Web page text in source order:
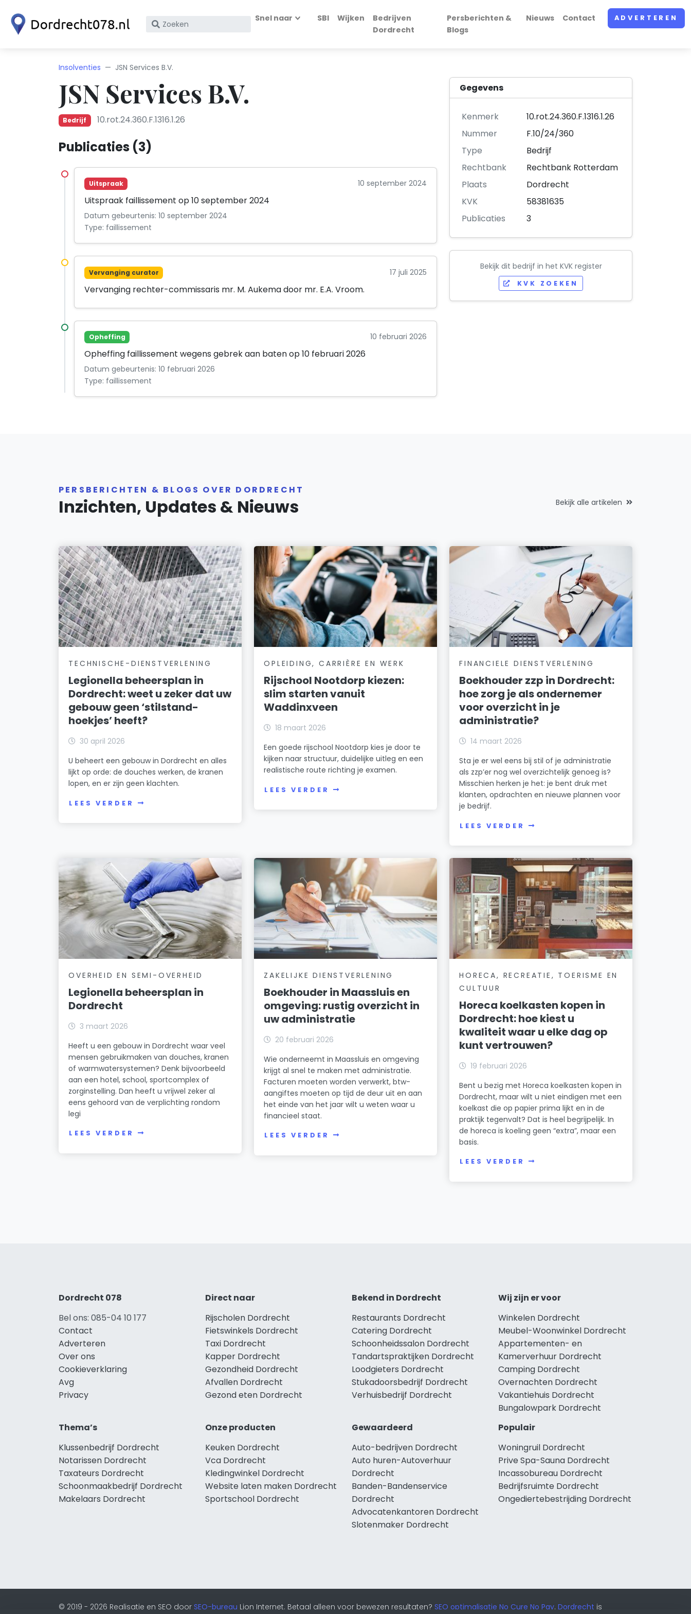
Zoek
of
nummer
Snel naar SBI Wijken
Bedrijven
Dordrecht
Persberichten &
Blogs
Nieuws Contact ADVERTEREN
Insolventies JSN Services B.V.
JSN Services B.V.
Bedrijf 10.rot.24.360.F.1316.1.26
Publicaties (3)
Uitspraak 10 september 2024
Uitspraak faillissement op 10 september 2024
Datum gebeurtenis: 10 september 2024
Type: faillissement
Vervanging curator 17 juli 2025
Vervanging rechter-commissaris mr. M. Aukema door mr. E.A. Vroom.
Opheffing 10 februari 2026
Opheffing faillissement wegens gebrek aan baten op 10 februari 2026
Datum gebeurtenis: 10 februari 2026
Type: faillissement
Gegevens
Kenmerk
10.rot.24.360.F.1316.1.26
Nummer
F.10/24/360
Type
Bedrijf
Rechtbank
Rechtbank Rotterdam
Plaats
Dordrecht
KVK
58381635
Publicaties
3
Bekijk dit bedrijf in het KVK register
KVK ZOEKEN
PERSBERICHTEN & BLOGS OVER DORDRECHT
Inzichten, Updates & Nieuws Bekijk alle artikelen
TECHNISCHE-DIENSTVERLENING
Legionella beheersplan in
Dordrecht: weet u zeker dat uw
gebouw geen ‘stilstand-
hoekjes’ heeft?
30 april 2026
U beheert een gebouw in Dordrecht en alles
lijkt op orde: de douches werken, de kranen
lopen, en er zijn geen klachten.
LEES VERDER
OPLEIDING, CARRIÈRE EN WERK
Rijschool Nootdorp kiezen:
slim starten vanuit
Waddinxveen
18 maart 2026
Een goede rijschool Nootdorp kies je door te
kijken naar structuur, duidelijke uitleg en een
realistische route richting je examen.
LEES VERDER
FINANCIELE DIENSTVERLENING
Boekhouder zzp in Dordrecht:
hoe zorg je als ondernemer
voor overzicht in je
administratie?
14 maart 2026
Sta je er wel eens bij stil of je administratie
als zzp’er nog wel overzichtelijk genoeg is?
Misschien herken je het: je bent druk met
klanten, opdrachten en nieuwe plannen voor
je bedrijf.
LEES VERDER
OVERHEID EN SEMI-OVERHEID
Legionella beheersplan in
Dordrecht
3 maart 2026
Heeft u een gebouw in Dordrecht waar veel
mensen gebruikmaken van douches, kranen
of warmwatersystemen? Denk bijvoorbeeld
aan een hotel, school, sportcomplex of
zorginstelling. Dan heeft u vrijwel zeker al
eens gehoord van de verplichting rondom
legi
LEES VERDER
ZAKELIJKE DIENSTVERLENING
Boekhouder in Maassluis en
omgeving: rustig overzicht in
uw administratie
20 februari 2026
Wie onderneemt in Maassluis en omgeving
krijgt al snel te maken met administratie.
Facturen moeten worden verwerkt, btw-
aangiftes moeten op tijd de deur uit en aan
het einde van het jaar wilt u weten waar u
financieel staat.
LEES VERDER
HORECA, RECREATIE, TOERISME EN
CULTUUR
Horeca koelkasten kopen in
Dordrecht: hoe kiest u
kwaliteit waar u elke dag op
kunt vertrouwen?
19 februari 2026
Bent u bezig met Horeca koelkasten kopen in
Dordrecht, maar wilt u niet eindigen met een
koelkast die op papier prima lijkt en in de
praktijk tegenvalt? Dat is heel begrijpelijk. In
de horeca is koeling geen “extra”, maar een
basis.
LEES VERDER
Dordrecht 078
Bel ons: 085-04 10 177
Contact
Adverteren
Over ons
Cookieverklaring
Avg
Privacy
Direct naar
Rijscholen Dordrecht
Fietswinkels Dordrecht
Taxi Dordrecht
Kapper Dordrecht
Gezondheid Dordrecht
Afvallen Dordrecht
Gezond eten Dordrecht
Bekend in Dordrecht
Restaurants Dordrecht
Catering Dordrecht
Schoonheidssalon Dordrecht
Tandartspraktijken Dordrecht
Loodgieters Dordrecht
Stukadoorsbedrijf Dordrecht
Verhuisbedrijf Dordrecht
Wij zijn er voor
Winkelen Dordrecht
Meubel-Woonwinkel Dordrecht
Appartementen- en
Kamerverhuur Dordrecht
Camping Dordrecht
Overnachten Dordrecht
Vakantiehuis Dordrecht
Bungalowpark Dordrecht
Thema’s
Klussenbedrijf Dordrecht
Notarissen Dordrecht
Taxateurs Dordrecht
Schoonmaakbedrijf Dordrecht
Makelaars Dordrecht
Onze producten
Keuken Dordrecht
Vca Dordrecht
Kledingwinkel Dordrecht
Website laten maken Dordrecht
Sportschool Dordrecht
Gewaardeerd
Auto-bedrijven Dordrecht
Auto huren-Autoverhuur
Dordrecht
Banden-Bandenservice
Dordrecht
Advocatenkantoren Dordrecht
Slotenmaker Dordrecht
Populair
Woningruil Dordrecht
Prive Spa-Sauna Dordrecht
Incassobureau Dordrecht
Bedrijfsruimte Dordrecht
Ongediertebestrijding Dordrecht
© 2019 - 2026 Realisatie en SEO door SEO-bureau Lion Internet. Betaal alleen voor bewezen resultaten? SEO optimalisatie No Cure No Pay. Dordrecht is